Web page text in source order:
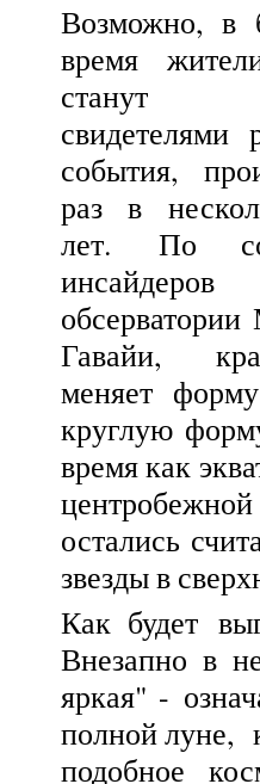
Возможно, в
время
станут
свидетелями
события,
раз в
лет. По
Гавайи,
меняет
круглую
время как
остались
звезды в
Как будет
Внезапно в
яркая" -
полной луне,
подобное